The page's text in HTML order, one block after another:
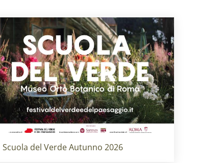
Titolo card:
Scuola del Verde Autunno 2026